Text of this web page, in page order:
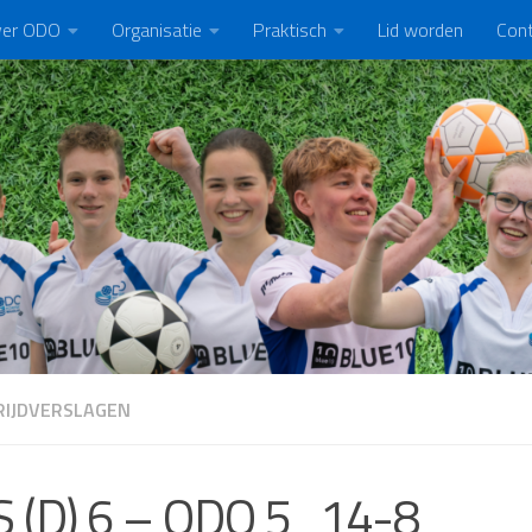
ODO Organisatie Praktisch Lid worden
(D) 6 – ODO 5 14-8